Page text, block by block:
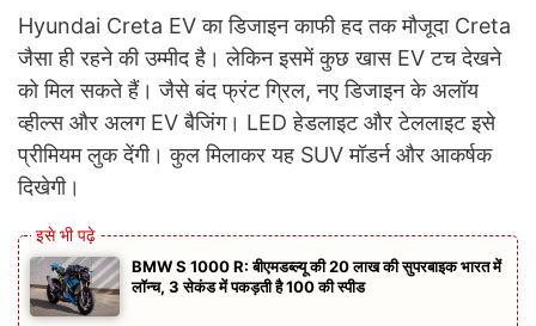
Hyundai Creta EV का डिजाइन काफी हद तक मौजूदा Creta
जैसा ही रहने की उम्मीद है। लेकिन इसमें कुछ खास EV टच देखने
को मिल सकते हैं। जैसे बंद फ्रंट ग्रिल, नए डिजाइन के अलॉय
व्हील्स और अलग EV बैजिंग। LED हेडलाइट और टेललाइट इसे
प्रीमियम लुक देंगी। कुल मिलाकर यह SUV मॉडर्न और आकर्षक
दिखेगी।
BMW S 1000 R: बीएमडब्ल्यू की 20 लाख की सुपरबाइक भारत में
लॉन्च, 3 सेकंड में पकड़ती है 100 की स्पीड